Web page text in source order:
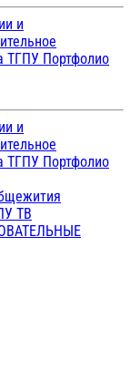
и
ТГПУ Портфолио
и
ТГПУ Портфолио
ТВ